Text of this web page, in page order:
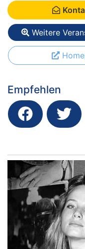
Weitere
Empfehlen